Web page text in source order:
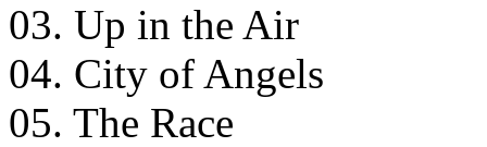
03. Up in the Air
04. City of Angels
05. The Race